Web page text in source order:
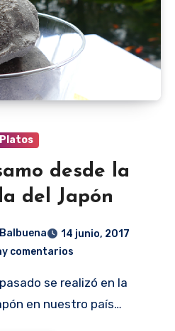
Platos
desde la
del Japón
14 junio, 2017
comentarios
en nuestro país…